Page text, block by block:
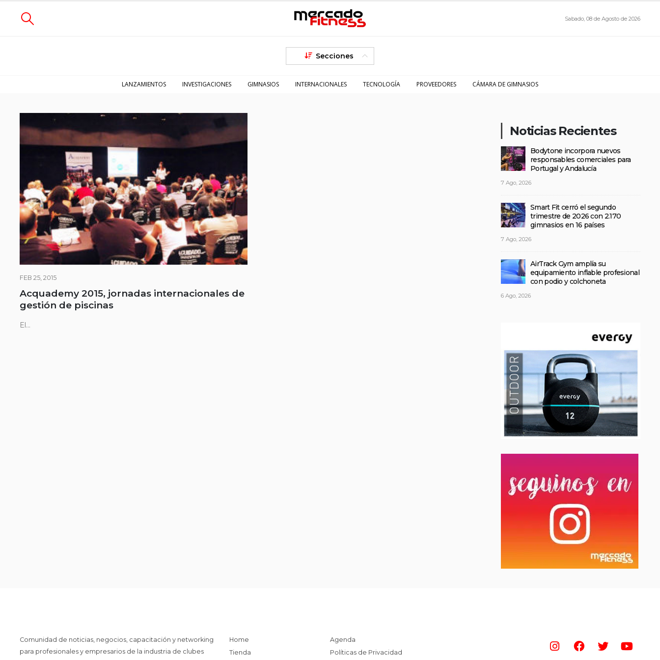
Sabado, 08 de Agosto de 2026
Secciones
LANZAMIENTOS INVESTIGACIONES GIMNASIOS INTERNACIONALES TECNOLOGÍA PROVEEDORES CÁMARA DE GIMNASIOS
FEB 25, 2015
Acquademy 2015, jornadas internacionales de
gestión de piscinas
El...
Noticias Recientes
Bodytone incorpora nuevos
responsables comerciales para
Portugal y Andalucía
7 Ago, 2026
Smart Fit cerró el segundo
trimestre de 2026 con 2.170
gimnasios en 16 países
7 Ago, 2026
AirTrack Gym amplía su
equipamiento inflable profesional
con podio y colchoneta
6 Ago, 2026
Comunidad de noticias, negocios, capacitación y networking
para profesionales y empresarios de la industria de clubes
Home
Tienda
Agenda
Políticas de Privacidad